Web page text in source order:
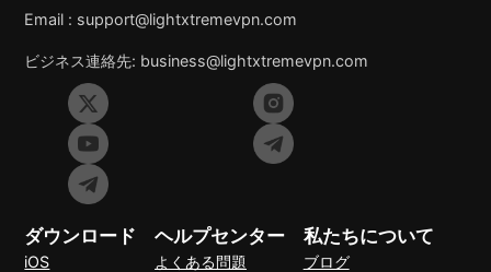
Email : support@lightxtremevpn.com
ビジネス連絡先: business@lightxtremevpn.com
ダウンロード
iOS
ヘルプセンター
よくある問題
私たちについて
ブログ